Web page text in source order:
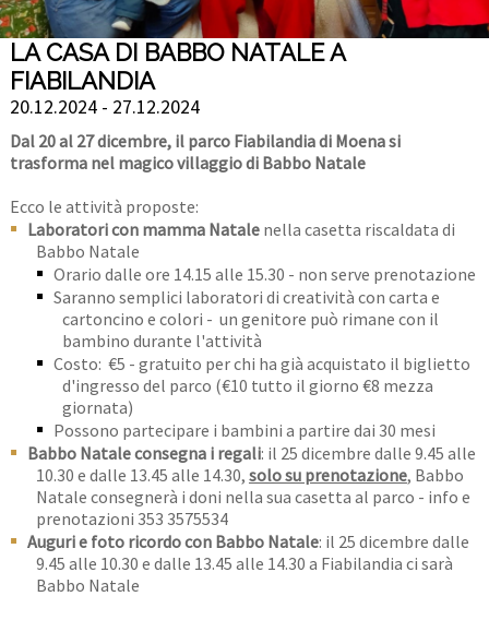
LA CASA DI BABBO NATALE A
FIABILANDIA
20.12.2024 - 27.12.2024
Dal 20 al 27 dicembre, il parco Fiabilandia di Moena si
trasforma nel magico villaggio di Babbo Natale
Ecco le attività proposte:
Laboratori con mamma Natalenella casetta riscaldata di
Babbo Natale
Orario dalle ore 14.15 alle 15.30 - non serve prenotazione
Saranno semplici laboratori di creatività con carta e
cartoncino e colori - un genitore può rimane con il
bambino durante l'attività
Costo: €5 - gratuito per chi ha già acquistato il biglietto
d'ingresso del parco (€10 tutto il giorno €8 mezza
giornata)
Possono partecipare i bambini a partire dai 30 mesi
Babbo Natale consegna i regali: il 25 dicembre dalle 9.45 alle
10.30 e dalle 13.45 alle 14.30, solo su prenotazione, Babbo
Natale consegnerà i doni nella sua casetta al parco - info e
prenotazioni 353 3575534
Auguri e foto ricordo con Babbo Natale: il 25 dicembre dalle
9.45 alle 10.30 e dalle 13.45 alle 14.30 a Fiabilandia ci sarà
Babbo Natale